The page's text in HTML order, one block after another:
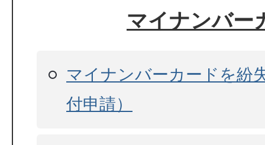
マイナンバー
マイナンバーカードを紛
付申請）